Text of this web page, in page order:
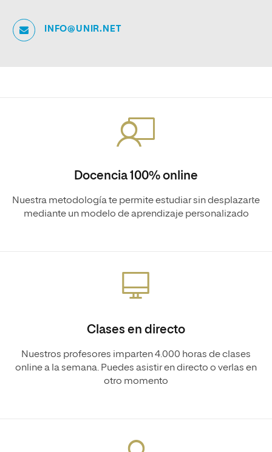
INFO@UNIR.NET
Docencia 100% online
Nuestra metodología te permite estudiar sin desplazarte
mediante un modelo de aprendizaje personalizado
Clases en directo
Nuestros profesores imparten 4.000 horas de clases
online a la semana. Puedes asistir en directo o verlas en
otro momento